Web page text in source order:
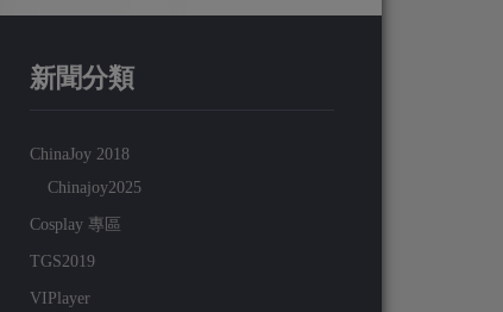
新聞分類
ChinaJoy 2018
Chinajoy2025
Cosplay 專區
TGS2019
VIPlayer